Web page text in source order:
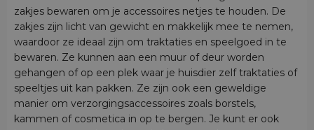
zakjes bewaren om je accessoires netjes te houden. De
zakjes zijn licht van gewicht en makkelijk mee te nemen,
waardoor ze ideaal zijn om traktaties en speelgoed in te
bewaren. Ze kunnen aan een muur of deur worden
gehangen of op een plek waar je huisdier zelf traktaties of
speeltjes uit kan pakken. Ze zijn ook een geweldige
manier om verzorgingsaccessoires zoals borstels,
kammen of cosmetica in op te bergen. Je kunt er ook